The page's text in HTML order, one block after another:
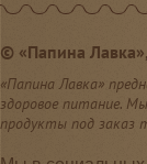
© «Папина
«Папина Лавка»
здоровое питание.
продукты под заказ